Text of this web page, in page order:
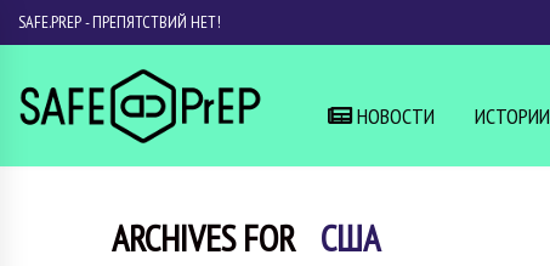
SAFE.PREP - ПРЕПЯТСТВИЙ НЕТ!
НОВОСТИ ИСТОРИИ
ARCHIVES FOR США